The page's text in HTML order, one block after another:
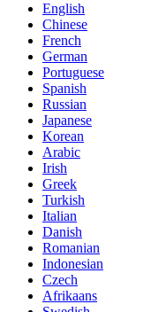
English
Chinese
French
German
Portuguese
Spanish
Russian
Japanese
Korean
Arabic
Irish
Greek
Turkish
Italian
Danish
Romanian
Indonesian
Czech
Afrikaans